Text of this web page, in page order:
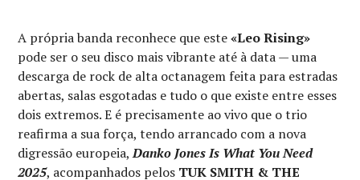
A própria banda reconhece que este«Leo Rising»
pode ser o seu disco mais vibrante até à data — uma
descarga de rock de alta octanagem feita para estradas
abertas, salas esgotadas e tudo o que existe entre esses
dois extremos. E é precisamente ao vivo que o trio
reafirma a sua força, tendo arrancado com a nova
digressão europeia,Danko Jones Is What You Need
2025, acompanhados pelos TUK SMITH & THE